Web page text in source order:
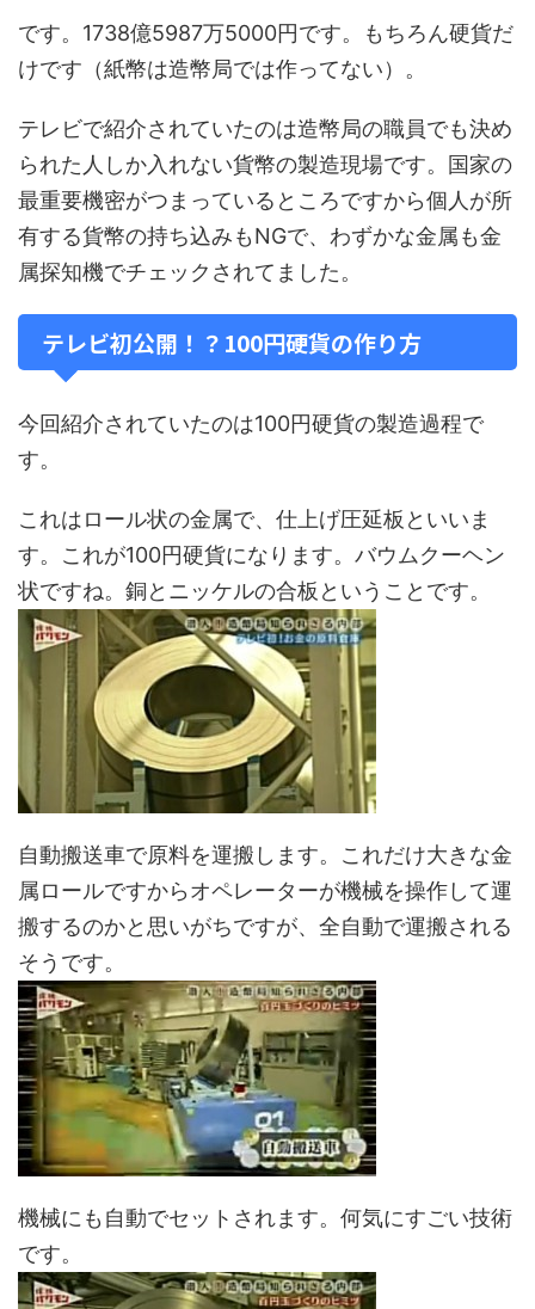
です。1738億5987万5000円です。もちろん硬貨だ
けです（紙幣は造幣局では作ってない）。
テレビで紹介されていたのは造幣局の職員でも決め
られた人しか入れない貨幣の製造現場です。国家の
最重要機密がつまっているところですから個人が所
有する貨幣の持ち込みもNGで、わずかな金属も金
属探知機でチェックされてました。
テレビ初公開！？100円硬貨の作り方
今回紹介されていたのは100円硬貨の製造過程で
す。
これはロール状の金属で、仕上げ圧延板といいま
す。これが100円硬貨になります。バウムクーヘン
状ですね。銅とニッケルの合板ということです。
自動搬送車で原料を運搬します。これだけ大きな金
属ロールですからオペレーターが機械を操作して運
搬するのかと思いがちですが、全自動で運搬される
そうです。
機械にも自動でセットされます。何気にすごい技術
です。